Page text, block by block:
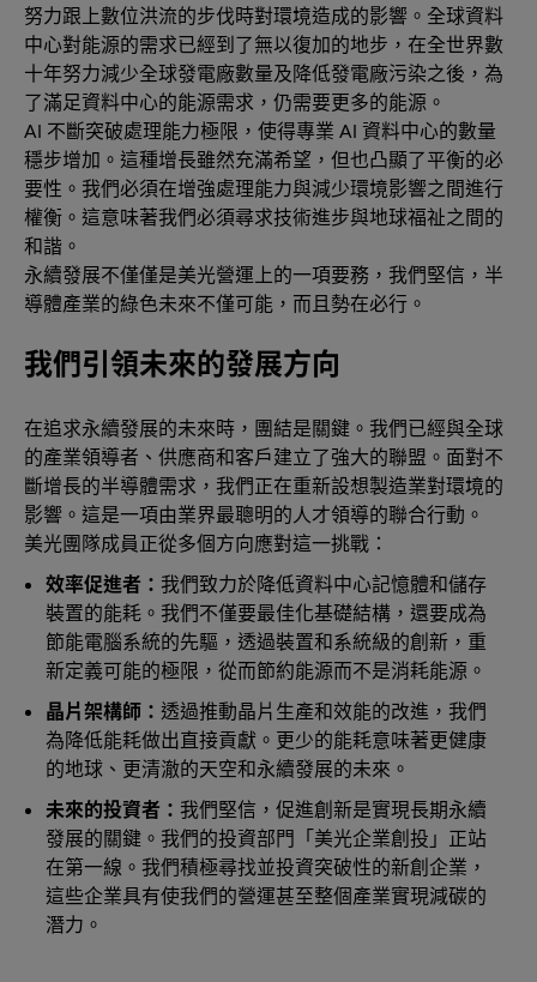
努力跟上數位洪流的步伐時對環境造成的影響。全球資料
中心對能源的需求已經到了無以復加的地步，在全世界數
十年努力減少全球發電廠數量及降低發電廠污染之後，為
了滿足資料中心的能源需求，仍需要更多的能源。
AI 不斷突破處理能力極限，使得專業 AI 資料中心的數量
穩步增加。這種增長雖然充滿希望，但也凸顯了平衡的必
要性。我們必須在增強處理能力與減少環境影響之間進行
權衡。這意味著我們必須尋求技術進步與地球福祉之間的
和諧。
永續發展不僅僅是美光營運上的一項要務，我們堅信，半
導體產業的綠色未來不僅可能，而且勢在必行。
我們引領未來的發展方向
在追求永續發展的未來時，團結是關鍵。我們已經與全球
的產業領導者、供應商和客戶建立了強大的聯盟。面對不
斷增長的半導體需求，我們正在重新設想製造業對環境的
影響。這是一項由業界最聰明的人才領導的聯合行動。
美光團隊成員正從多個方向應對這一挑戰：
效率促進者： 我們致力於降低資料中心記憶體和儲存
裝置的能耗。我們不僅要最佳化基礎結構，還要成為
節能電腦系統的先驅，透過裝置和系統級的創新，重
新定義可能的極限，從而節約能源而不是消耗能源。
晶片架構師： 透過推動晶片生產和效能的改進，我們
為降低能耗做出直接貢獻。更少的能耗意味著更健康
的地球、更清澈的天空和永續發展的未來。
未來的投資者： 我們堅信，促進創新是實現長期永續
發展的關鍵。我們的投資部門「美光企業創投」正站
在第一線。我們積極尋找並投資突破性的新創企業，
這些企業具有使我們的營運甚至整個產業實現減碳的
潛力。